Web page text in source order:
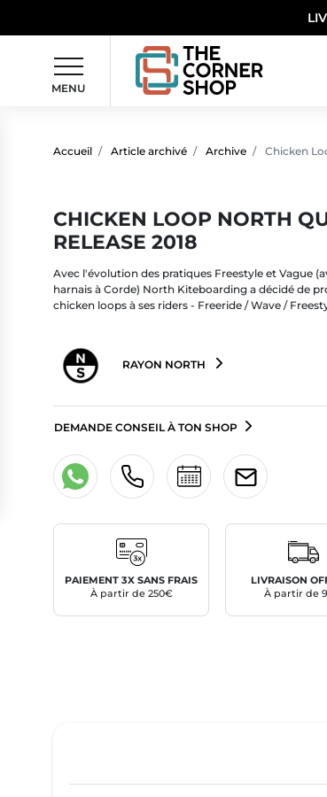
MENU
Accueil Article archivé Archive Chicken
CHICKEN LOOP NORTH
RELEASE 2018
Avec l'évolution des pratiques Freestyle et Vague
harnais à Corde) North Kiteboarding a décidé de
chicken loops à ses riders - Freeride / Wave /
RAYON NORTH
DEMANDE CONSEIL À TON SHOP
PAIEMENT 3X SANS FRAIS
À partir de 250€
LIVRAISON
À partir de